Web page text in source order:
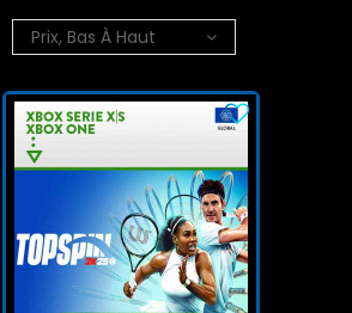
Prix, Bas À Haut